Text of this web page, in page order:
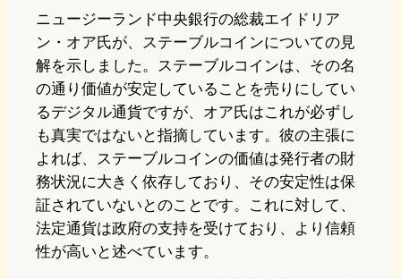
ニュージーランド中央銀行の総裁エイドリア
ン・オア氏が、ステーブルコインについての見
解を示しました。ステーブルコインは、その名
の通り価値が安定していることを売りにしてい
るデジタル通貨ですが、オア氏はこれが必ずし
も真実ではないと指摘しています。彼の主張に
よれば、ステーブルコインの価値は発行者の財
務状況に大きく依存しており、その安定性は保
証されていないとのことです。これに対して、
法定通貨は政府の支持を受けており、より信頼
性が高いと述べています。